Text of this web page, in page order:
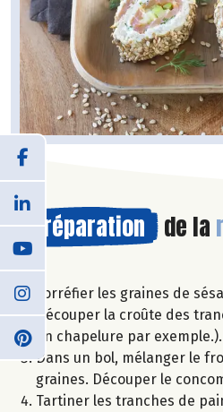
Préparation de la
Torréfier les graines de
Découper la croûte des
en chapelure par
Dans un bol, mélanger le
graines. Découper le
Tartiner les tranches de